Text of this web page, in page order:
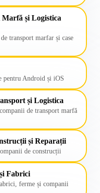
și Logistica
transport marfar și case
pentru Android și iOS
și Logistica
de transport marfă
și Reparații
de construcții
Fabrici
ferme și companii